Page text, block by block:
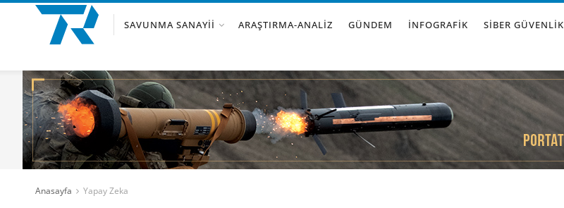
SAVUNMA SANAYII ARAŞTIRMA-ANALIZ GÜNDEM İNFOGRAFIK SIBER GÜVENLIK
Anasayfa Yapay Zeka